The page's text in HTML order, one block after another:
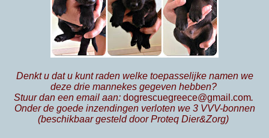
Denkt u dat u kunt raden welke toepasselijke namen we
deze drie mannekes gegeven hebben?
Stuur dan een email aan: dogrescuegreece@gmail.com.
Onder de goede inzendingen verloten we 3 VVV-bonnen
(beschikbaar gesteld door Proteq Dier&Zorg)